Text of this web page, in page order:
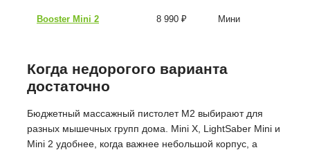
Booster Mini 2 8 990 ₽ Мини
Когда недорогого варианта
достаточно
Бюджетный массажный пистолет M2 выбирают для
разных мышечных групп дома. Mini X, LightSaber Mini и
Mini 2 удобнее, когда важнее небольшой корпус, а